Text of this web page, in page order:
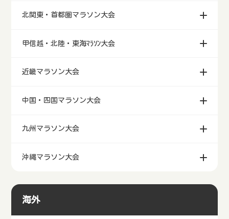
北関東・首都圏マラソン大会
甲信越・北陸・東海ﾏﾗｿﾝ大会
近畿マラソン大会
中国・四国マラソン大会
九州マラソン大会
沖縄マラソン大会
海外